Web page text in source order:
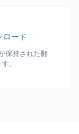
ード
保持された翻
。